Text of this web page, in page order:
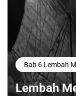
Bab 6 Lembah
Lembah